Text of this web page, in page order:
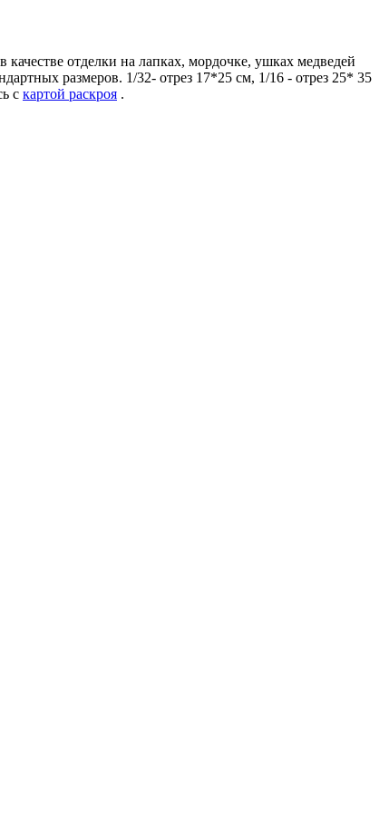
отделки на лапках, мордочке, ушках медведей
размеров. 1/32- отрез 17*25 см, 1/16 - отрез 25* 35
с картой раскроя .